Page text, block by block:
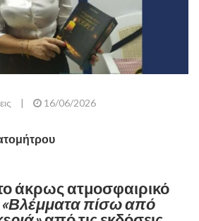
| 16/06/2026
άκρως ατμοσφαιρικό
«Βλέμματα πίσω από